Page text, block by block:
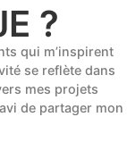
?
qui m’inspirent
se reflète dans
mes projets
de partager mon